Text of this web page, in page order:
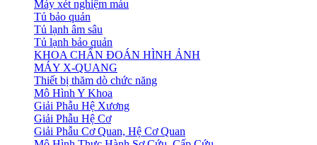
Máy xét nghiệm máu
Tủ bảo quản
Tủ lạnh âm sâu
Tủ lạnh bảo quản
KHOA CHẨN ĐOÁN HÌNH ẢNH
MÁY X-QUANG
Thiết bị thăm dò chức năng
Mô Hình Y Khoa
Giải Phẫu Hệ Xương
Giải Phẫu Hệ Cơ
Giải Phẫu Cơ Quan, Hệ Cơ Quan